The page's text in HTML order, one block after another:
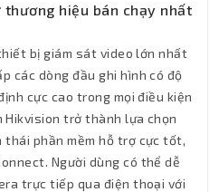
thương hiệu bán chạy nhất
bị giám sát video lớn nhất
các dòng đầu ghi hình có độ
cực cao trong mọi điều kiện
Hikvision trở thành lựa chọn
thái phần mềm hỗ trợ cực tốt,
Người dùng có thể dễ
trực tiếp qua điện thoại với